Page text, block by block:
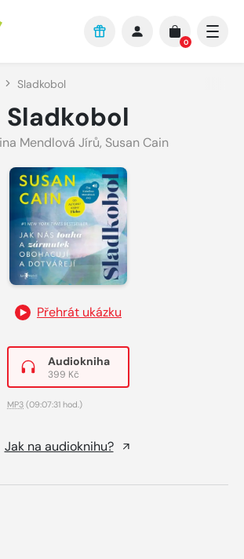
0
Sladkobol
Sladkobol
Mendlová Jírů, Susan Cain
Přehrát ukázku
Audiokniha
399 Kč
MP3 (09:07:31 hod.)
Jak na audioknihu?